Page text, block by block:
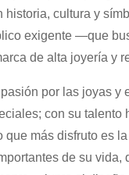
historia, cultura y
exigente —que
de alta joyería y
por las joyas
con su talento
que más disfruto es
de su